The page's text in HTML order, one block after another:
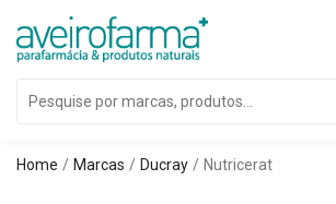
Home Marcas Ducray Nutricerat